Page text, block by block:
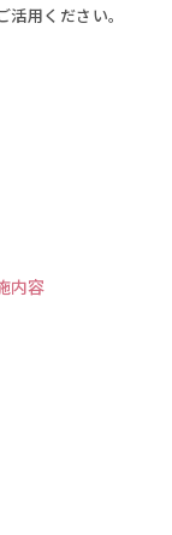
用ください。
内容